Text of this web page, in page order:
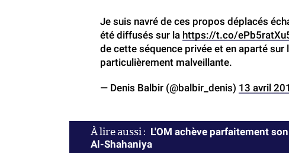
Je suis navré de ces propos déplacés
été diffusés sur la https://t.co/
de cette séquence privée et en aparté
particulièrement malveillante.
— Denis Balbir (@balbir_denis) 13 avril
L'OM achève parfaitement
Al-Shahaniya